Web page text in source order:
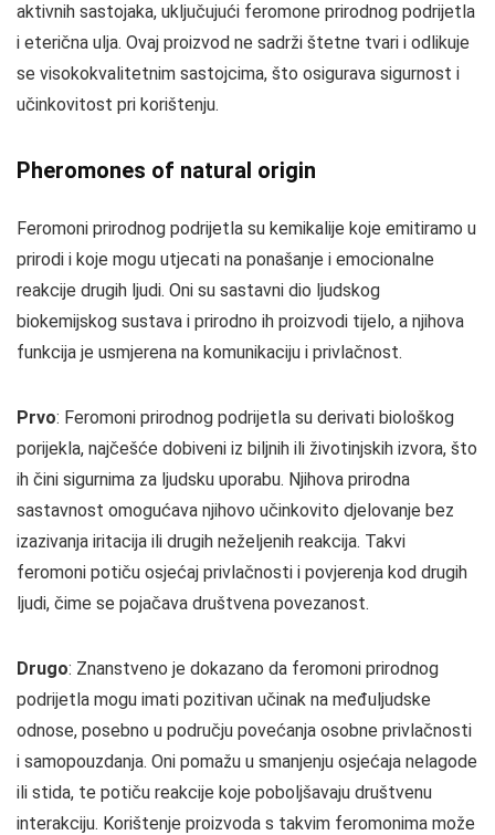
aktivnih sastojaka, uključujući feromone prirodnog podrijetla
i eterična ulja. Ovaj proizvod ne sadrži štetne tvari i odlikuje
se visokokvalitetnim sastojcima, što osigurava sigurnost i
učinkovitost pri korištenju.
Pheromones of natural origin
Feromoni prirodnog podrijetla su kemikalije koje emitiramo u
prirodi i koje mogu utjecati na ponašanje i emocionalne
reakcije drugih ljudi. Oni su sastavni dio ljudskog
biokemijskog sustava i prirodno ih proizvodi tijelo, a njihova
funkcija je usmjerena na komunikaciju i privlačnost.
Prvo: Feromoni prirodnog podrijetla su derivati biološkog
porijekla, najčešće dobiveni iz biljnih ili životinjskih izvora, što
ih čini sigurnima za ljudsku uporabu. Njihova prirodna
sastavnost omogućava njihovo učinkovito djelovanje bez
izazivanja iritacija ili drugih neželjenih reakcija. Takvi
feromoni potiču osjećaj privlačnosti i povjerenja kod drugih
ljudi, čime se pojačava društvena povezanost.
Drugo: Znanstveno je dokazano da feromoni prirodnog
podrijetla mogu imati pozitivan učinak na međuljudske
odnose, posebno u području povećanja osobne privlačnosti
i samopouzdanja. Oni pomažu u smanjenju osjećaja nelagode
ili stida, te potiču reakcije koje poboljšavaju društvenu
interakciju. Korištenje proizvoda s takvim feromonima može